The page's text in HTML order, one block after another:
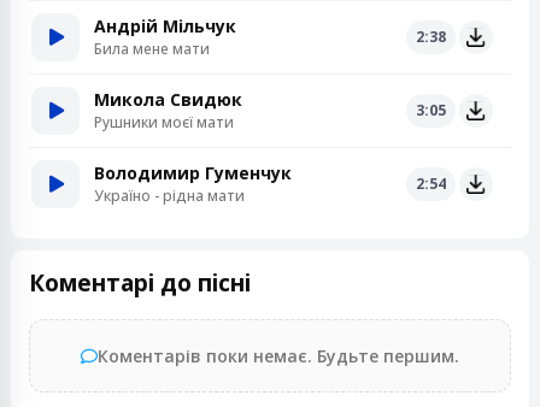
Андрій Мільчук
Била мене мати
2:38
Микола Свидюк
Рушники моєї мати
3:05
Володимир Гуменчук
Україно - рідна мати
2:54
Коментарі до пісні
Коментарів поки немає. Будьте першим.